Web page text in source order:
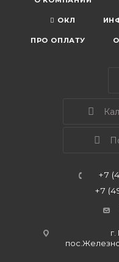
ОКЛ
ПРО ОПЛАТУ
+7
+7